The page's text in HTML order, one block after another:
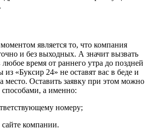
является то, что компания
и без выходных. А значит вызвать
время от раннего утра до поздней
«Буксир 24» не оставят вас в беде и
место. Оставить заявку при этом можно
способами, а именно:
номеру;
компании.